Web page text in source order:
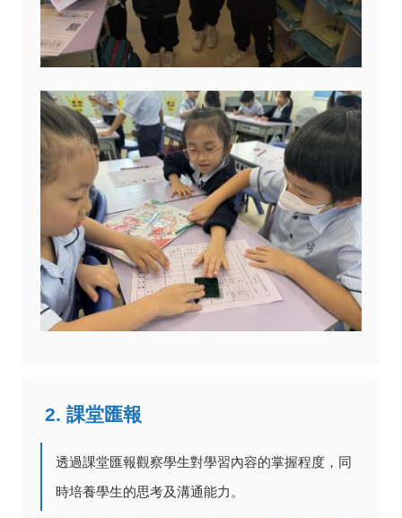
2. 課堂匯報
透過課堂匯報觀察學生對學習內容的掌握程度，同
時培養學生的思考及溝通能力。